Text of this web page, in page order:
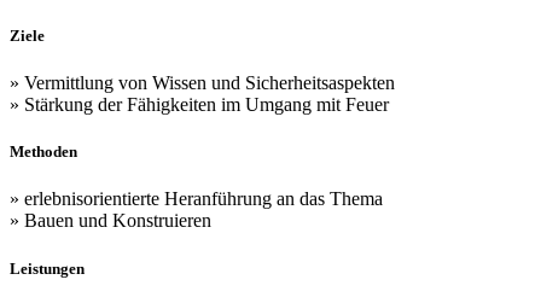
Ziele
» Vermittlung von Wissen und Sicherheitsaspekten
» Stärkung der Fähigkeiten im Umgang mit Feuer
Methoden
» erlebnisorientierte Heranführung an das Thema
» Bauen und Konstruieren
Leistungen